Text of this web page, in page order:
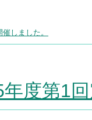
しました。
度第1